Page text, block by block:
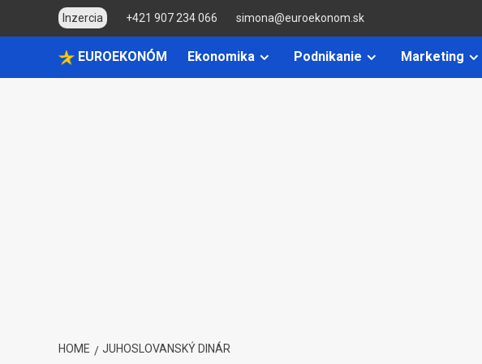
Inzercia +421 907 234 066 simona@euroekonom.sk
EUROEKONÓM Ekonomika Podnikanie Marketing
HOME JUHOSLOVANSKÝ DINÁR